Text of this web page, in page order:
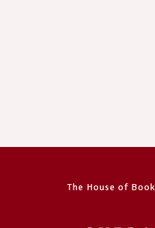
The House of